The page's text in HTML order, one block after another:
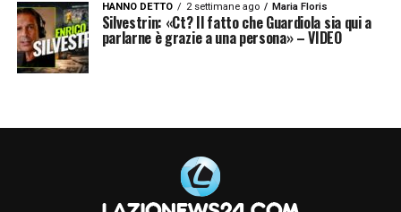
Le prime pagine dei principali quotidiani sportivi – 14
gennaio 24
HANNO DETTO 2 settimane ago Maria Floris
Silvestrin: «Ct? Il fatto che Guardiola sia qui a
parlarne è grazie a una persona» – VIDEO